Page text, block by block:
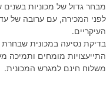
מבחר גדול של מכוניות
לפני המכירה, עם ערובה של
העיקריים.
בדיקת נסיעה במכונית שבחרת
התייעצויות מומחים ותמיכה
משלוח חינם למגרש המכונית.